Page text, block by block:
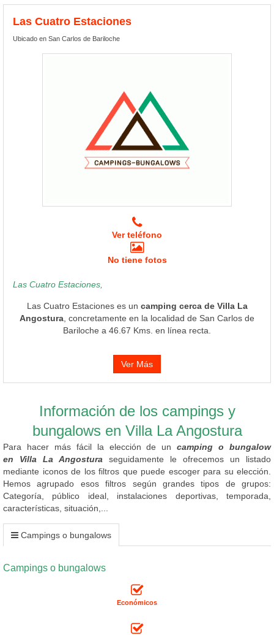
Las Cuatro Estaciones
Ubicado en San Carlos de Bariloche
Ver teléfono
No tiene fotos
Las Cuatro Estaciones,
Las Cuatro Estaciones es un camping cerca de Villa La
Angostura , concretamente en la localidad de San Carlos de
Bariloche a 46.67 Kms. en línea recta.
Ver Más
Información de los campings y
bungalows en Villa La Angostura
Para hacer más fácil la elección de uncamping o bungalow
en Villa La Angostura seguidamente le ofrecemos un listado
mediante iconos de los filtros que puede escoger para su elección.
Hemos agrupado esos filtros según grandes tipos de grupos:
Categoría, público ideal, instalaciones deportivas, temporada,
características, situación,...
Campings o bungalows
Campings o bungalows
Económicos